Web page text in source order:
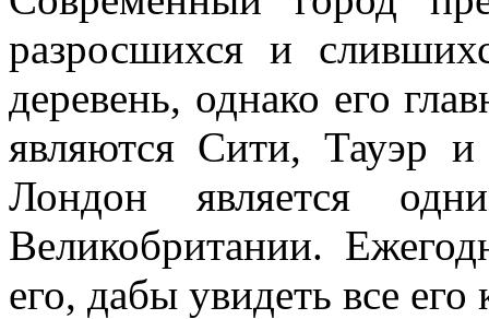
разросшихся и
деревень, однако его
являются Сити, Тауэр
Лондон является
Великобритании.
его, дабы увидеть все